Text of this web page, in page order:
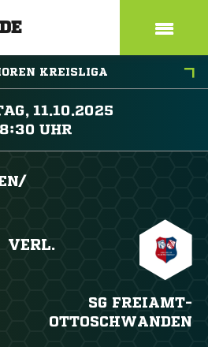
KREISLIGA


VERL.
SG FREIAMT-
OTTOSCHWANDEN